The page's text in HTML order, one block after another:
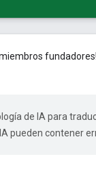
de IA para
pueden contener